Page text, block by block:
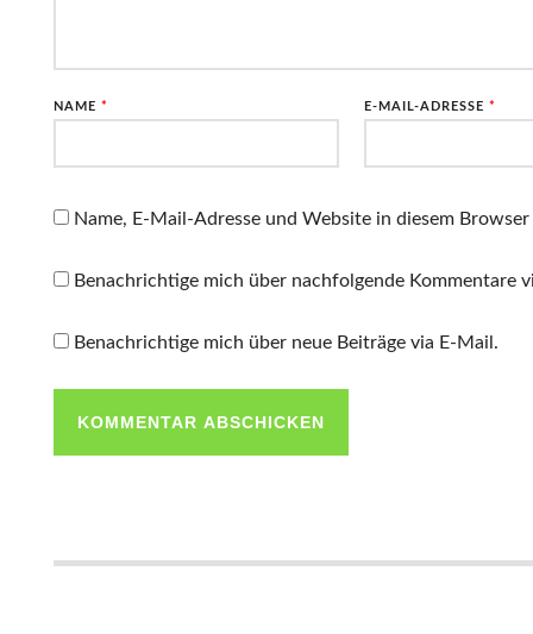
NAME * E-MAIL-ADRESSE *
Name, E-Mail-Adresse und Website in diesem
Benachrichtige mich über nachfolgende Kommentare
Benachrichtige mich über neue Beiträge via E-Mail.